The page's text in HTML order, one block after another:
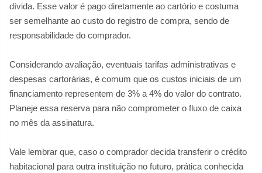
dívida. Esse valor é pago diretamente ao cartório e costuma
ser semelhante ao custo do registro de compra, sendo de
responsabilidade do comprador.
Considerando avaliação, eventuais tarifas administrativas e
despesas cartorárias, é comum que os custos iniciais de um
financiamento representem de 3% a 4% do valor do contrato.
Planeje essa reserva para não comprometer o fluxo de caixa
no mês da assinatura.
Vale lembrar que, caso o comprador decida transferir o crédito
habitacional para outra instituição no futuro, prática conhecida